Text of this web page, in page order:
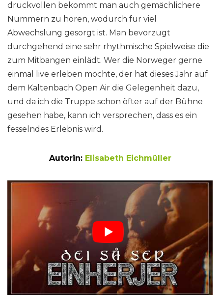
druckvollen bekommt man auch gemächlichere
Nummern zu hören, wodurch für viel
Abwechslung gesorgt ist. Man bevorzugt
durchgehend eine sehr rhythmische Spielweise die
zum Mitbangen einlädt. Wer die Norweger gerne
einmal live erleben möchte, der hat dieses Jahr auf
dem Kaltenbach Open Air die Gelegenheit dazu,
und da ich die Truppe schon öfter auf der Bühne
gesehen habe, kann ich versprechen, dass es ein
fesselndes Erlebnis wird.
Autorin: Elisabeth Eichmüller